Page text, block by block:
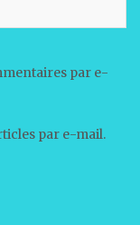
par e-
par e-mail.